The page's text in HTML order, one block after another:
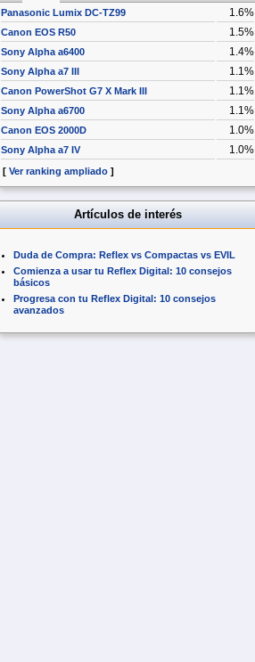
Panasonic Lumix DC-TZ99 1.6%
Canon EOS R50 1.5%
Sony Alpha a6400 1.4%
Sony Alpha a7 III 1.1%
Canon PowerShot G7 X Mark III 1.1%
Sony Alpha a6700 1.1%
Canon EOS 2000D 1.0%
Sony Alpha a7 IV 1.0%
[ Ver ranking ampliado ]
Artículos de interés
Duda de Compra: Reflex vs Compactas vs EVIL
Comienza a usar tu Reflex Digital: 10 consejos
básicos
Progresa con tu Reflex Digital: 10 consejos
avanzados